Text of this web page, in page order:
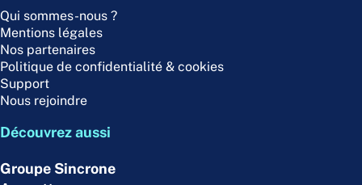
Qui sommes-nous ?
Mentions légales
Nos partenaires
Politique de confidentialité & cookies
Support
Nous rejoindre
Découvrez aussi
Groupe Sincrone